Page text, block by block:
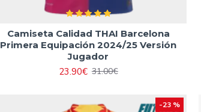
Camiseta Calidad THAI Barcelona
Primera Equipación 2024/25 Versión
Jugador
23.90€ 31.00€
-23 %